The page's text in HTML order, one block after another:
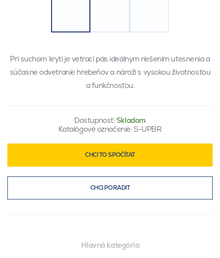
Pri suchom krytí je vetrací pás ideálnym riešením utesnenia a
súčasne odvetranie hrebeňov a nároží s vysokou životnosťou
a funkčnosťou.
Dostupnosť:Skladom
Katalógové označenie: S-UPBR
CHCI TO SPOČÍTAT
CHCI PORADIT
Hlavná kategória